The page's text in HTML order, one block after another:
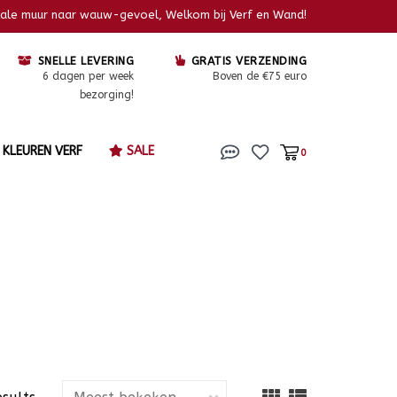
muur naar wauw-gevoel, Welkom bij Verf en Wand!
SNELLE LEVERING
6 dagen per week
bezorging!
GRATIS VERZENDING
Boven de €75 euro
KLEUREN VERF SALE 0